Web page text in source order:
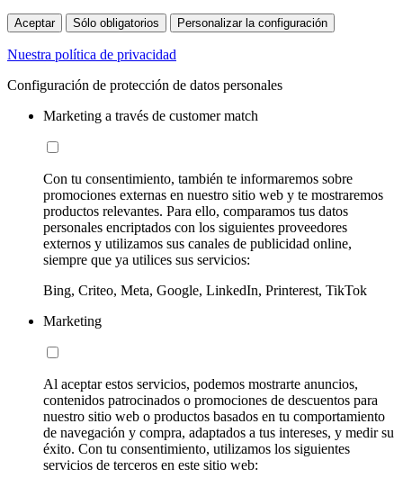
Aceptar Sólo obligatorios Personalizar la configuración
Nuestra política de privacidad
Configuración de protección de datos personales
Marketing a través de customer match
Con tu consentimiento, también te informaremos sobre
promociones externas en nuestro sitio web y te mostraremos
productos relevantes. Para ello, comparamos tus datos
personales encriptados con los siguientes proveedores
externos y utilizamos sus canales de publicidad online,
siempre que ya utilices sus servicios:
Bing, Criteo, Meta, Google, LinkedIn, Printerest, TikTok
Marketing
Al aceptar estos servicios, podemos mostrarte anuncios,
contenidos patrocinados o promociones de descuentos para
nuestro sitio web o productos basados en tu comportamiento
de navegación y compra, adaptados a tus intereses, y medir su
éxito. Con tu consentimiento, utilizamos los siguientes
servicios de terceros en este sitio web: